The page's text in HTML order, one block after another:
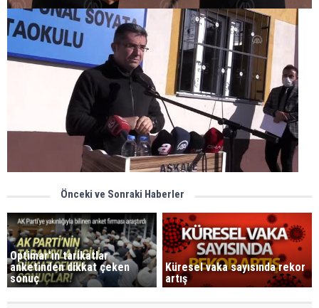
Önceki ve Sonraki Haberler
Optimar'ın tarikatlar
anketinden dikkat çeken
sonuç
Küresel vaka sayısında rekor
artış